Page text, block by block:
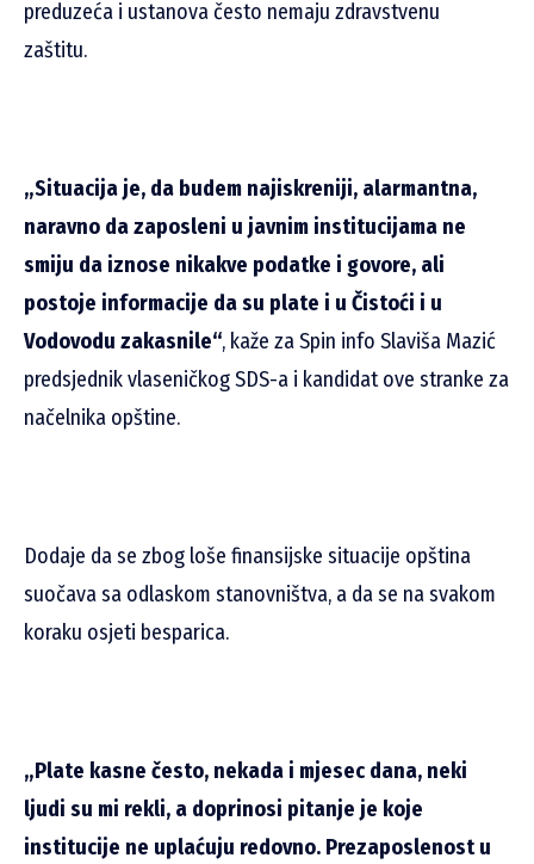
preduzeća i ustanova često nemaju zdravstvenu
zaštitu.
„Situacija je, da budem najiskreniji, alarmantna,
naravno da zaposleni u javnim institucijama ne
smiju da iznose nikakve podatke i govore, ali
postoje informacije da su plate i u Čistoći i u
Vodovodu zakasnile“, kaže za Spin info Slaviša Mazić
predsjednik vlaseničkog SDS-a i kandidat ove stranke za
načelnika opštine.
Dodaje da se zbog loše finansijske situacije opština
suočava sa odlaskom stanovništva, a da se na svakom
koraku osjeti besparica.
„Plate kasne često, nekada i mjesec dana, neki
ljudi su mi rekli, a doprinosi pitanje je koje
institucije ne uplaćuju redovno. Prezaposlenost u